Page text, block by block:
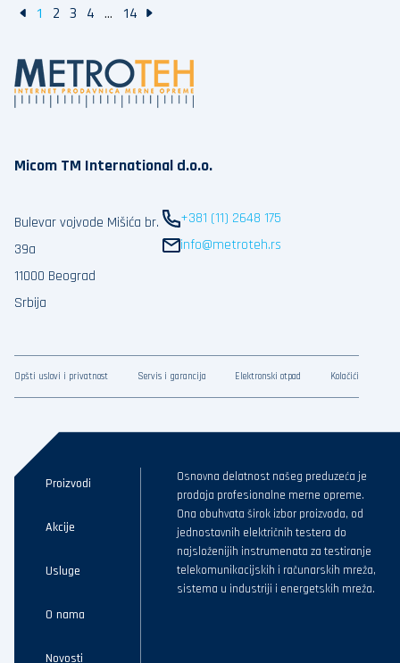
1 2 3 4 ... 14
Micom TM International d.o.o.
Bulevar vojvode Mišića br.
39a
11000 Beograd
Srbija
+381 (11) 2648 175
info@metroteh.rs
Opšti uslovi i privatnost Servis i garancija Elektronski otpad Kolačići
Proizvodi
Akcije
Usluge
O nama
Novosti
Osnovna delatnost našeg preduzeća je
prodaja profesionalne merne opreme.
Ona obuhvata širok izbor proizvoda, od
jednostavnih električnih testera do
najsloženijih instrumenata za testiranje
telekomunikacijskih i računarskih mreža,
sistema u industriji i energetskih mreža.